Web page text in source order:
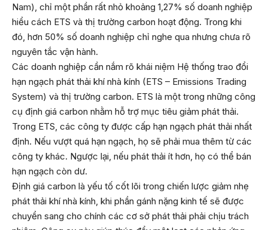
Nam), chỉ một phần rất nhỏ khoảng 1,27% số doanh nghiệp
hiểu cách ETS và thị trường carbon hoạt động. Trong khi
đó, hơn 50% số doanh nghiệp chỉ nghe qua nhưng chưa rõ
nguyên tắc vận hành.
Các doanh nghiệp cần nắm rõ khái niệm Hệ thống trao đổi
hạn ngạch phát thải khí nhà kính (ETS – Emissions Trading
System) và thị trường carbon. ETS là một trong những công
cụ định giá carbon nhằm hỗ trợ mục tiêu giảm phát thải.
Trong ETS, các công ty được cấp hạn ngạch phát thải nhất
định. Nếu vượt quá hạn ngạch, họ sẽ phải mua thêm từ các
công ty khác. Ngược lại, nếu phát thải ít hơn, họ có thể bán
hạn ngạch còn dư.
Định giá carbon là yếu tố cốt lõi trong chiến lược giảm nhẹ
phát thải khí nhà kính, khi phần gánh nặng kinh tế sẽ được
chuyển sang cho chính các cơ sở phát thải phải chịu trách